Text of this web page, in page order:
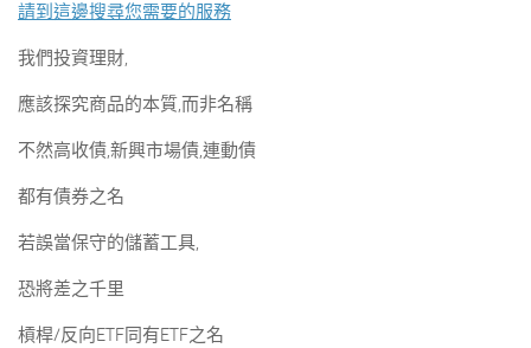
請到這邊搜尋您需要的服務
我們投資理財,
應該探究商品的本質,而非名稱
不然高收債,新興市場債,連動債
都有債券之名
若誤當保守的儲蓄工具,
恐將差之千里
槓桿/反向ETF同有ETF之名